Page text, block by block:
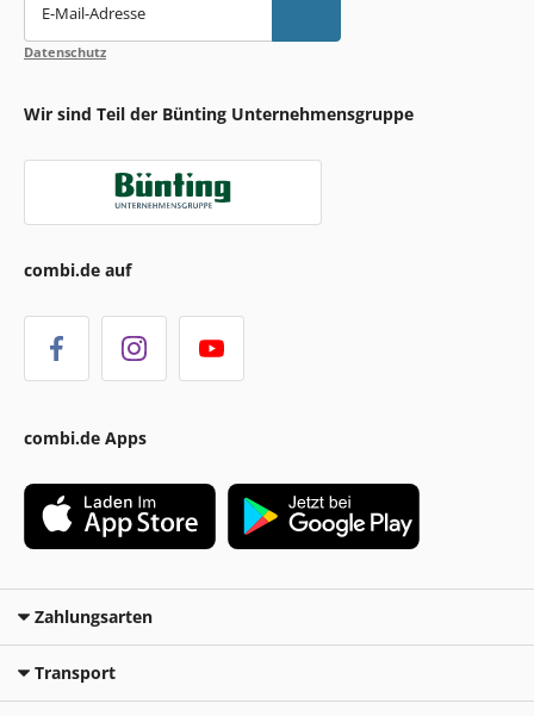
E-Mail-Adresse
Datenschutz
Wir sind Teil der Bünting Unternehmensgruppe
combi.de auf
combi.de Apps
Zahlungsarten
Transport